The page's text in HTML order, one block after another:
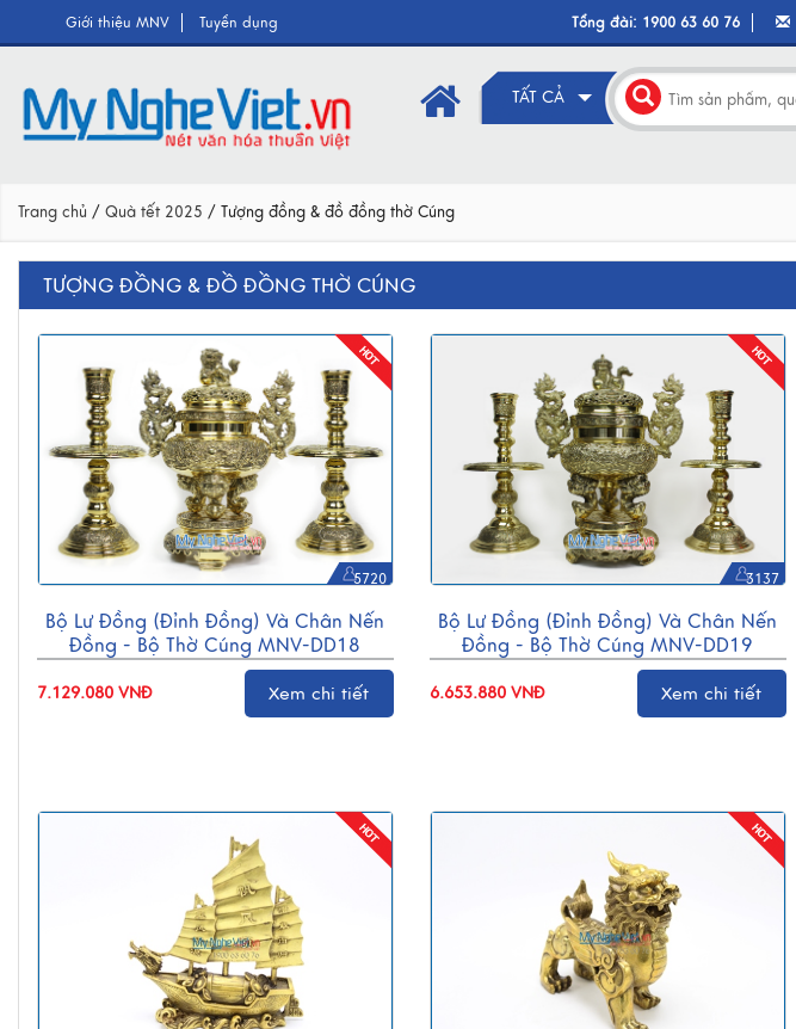
Giới thiệu MNV Tuyển dụng Tổng đài: 1900 63 60 76
TẤT CẢ
Trang chủ / Quà tết 2025 / Tượng đồng & đồ đồng thờ Cúng
TƯỢNG ĐỒNG & ĐỒ ĐỒNG THỜ CÚNG
5720
Bộ Lư Đồng (Đỉnh Đồng) Và Chân Nến
Đồng - Bộ Thờ Cúng MNV-DD18
7.129.080 VNĐ Xem chi tiết
3137
Bộ Lư Đồng (Đỉnh Đồng) Và Chân Nến
Đồng - Bộ Thờ Cúng MNV-DD19
6.653.880 VNĐ Xem chi tiết